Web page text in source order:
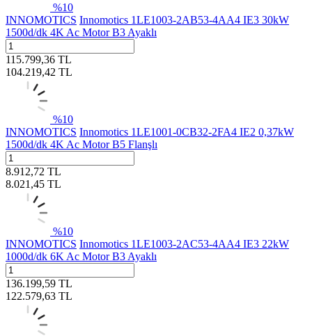
%10
INNOMOTICS Innomotics 1LE1003-2AB53-4AA4 IE3 30kW
1500d/dk 4K Ac Motor B3 Ayaklı
115.799,36 TL
104.219,42 TL
%10
INNOMOTICS Innomotics 1LE1001-0CB32-2FA4 IE2 0,37kW
1500d/dk 4K Ac Motor B5 Flanşlı
8.912,72 TL
8.021,45 TL
%10
INNOMOTICS Innomotics 1LE1003-2AC53-4AA4 IE3 22kW
1000d/dk 6K Ac Motor B3 Ayaklı
136.199,59 TL
122.579,63 TL